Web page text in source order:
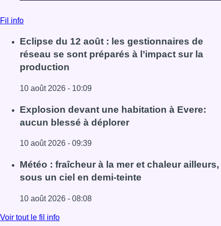
Fil info
Eclipse du 12 août : les gestionnaires de
réseau se sont préparés à l’impact sur la
production
10 août 2026 - 10:09
Lire l'article Eclipse du 12 août : les gestionnaires de
Explosion devant une habitation à Evere:
aucun blessé à déplorer
10 août 2026 - 09:39
Lire l'article Explosion devant une habitation à Evere:
Météo : fraîcheur à la mer et chaleur ailleurs,
sous un ciel en demi-teinte
10 août 2026 - 08:08
Lire l'article Météo : fraîcheur à la mer et chaleur ailleurs,
Voir tout le fil info